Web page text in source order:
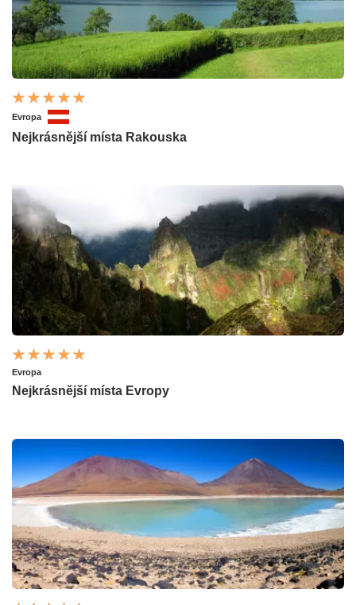
Evropa
Nejkrásnější místa Rakouska
Evropa
Nejkrásnější místa Evropy